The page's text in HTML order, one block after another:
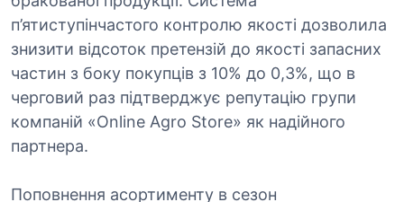
п’ятиступінчастого контролю якості дозволила
знизити відсоток претензій до якості запасних
частин з боку покупців з 10% до 0,3%, що в
черговий раз підтверджує репутацію групи
компаній «Online Agro Store» як надійного
партнера.
Поповнення асортименту в сезон